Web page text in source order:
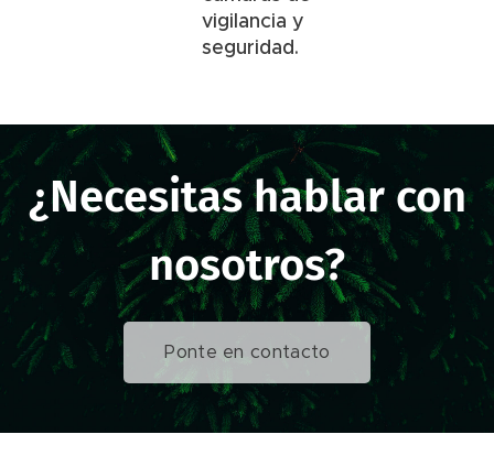
vigilancia y
seguridad.
¿Necesitas hablar con
nosotros?
Ponte en contacto